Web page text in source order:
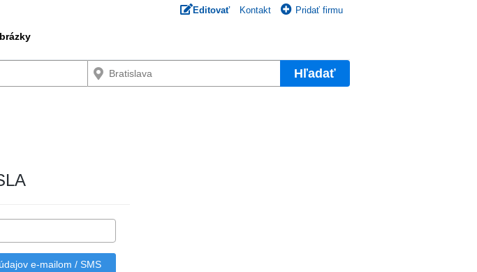
Editovať Kontakt Pridať firmu
Hľadať